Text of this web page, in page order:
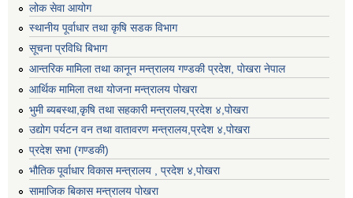
लोक सेवा आयोग
स्थानीय पूर्वाधार तथा कृषि सडक विभाग
सूचना प्रविधि बिभाग
आन्तरिक मामिला तथा कानून मन्त्रालय गण्डकी प्रदेश, पाेखरा नेपाल
आर्थिक मामिला तथा योजना मन्त्रालय पोखरा
भुमी ब्यबस्था,कृषि तथा सहकारी मन्त्रालय,प्रदेश ४,पोखरा
उद्योग पर्यटन वन तथा वातावरण मन्त्रालय,प्रदेश ४,पोखरा
प्रदेश सभा (गण्डकी)
भौतिक पूर्वाधार विकास मन्त्रालय , प्रदेश ४,पोखरा
सामाजिक बिकास मन्त्रालय पोखरा